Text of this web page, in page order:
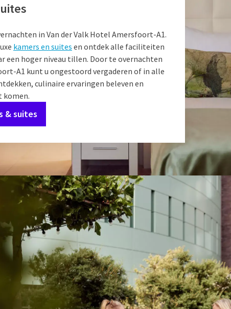
in Van der Valk Hotel Amersfoort-A1.
kamers en suites en ontdek alle faciliteiten
een hoger niveau tillen. Door te overnachten
A1 kunt u ongestoord vergaderen of in alle
culinaire ervaringen beleven en
komen.
& suites